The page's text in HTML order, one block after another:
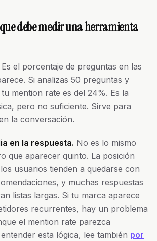
debe medir una herramienta
Es el porcentaje de preguntas en las
Si analizas 50 preguntas y
mention rate es del 24%. Es la
pero no suficiente. Sirve para
la conversación.
en la respuesta. No es lo mismo
que aparecer quinto. La posición
usuarios tienden a quedarse con
y muchas respuestas
listas largas. Si tu marca aparece
recurrentes, hay un problema
el mention rate parezca
esta lógica, lee también por